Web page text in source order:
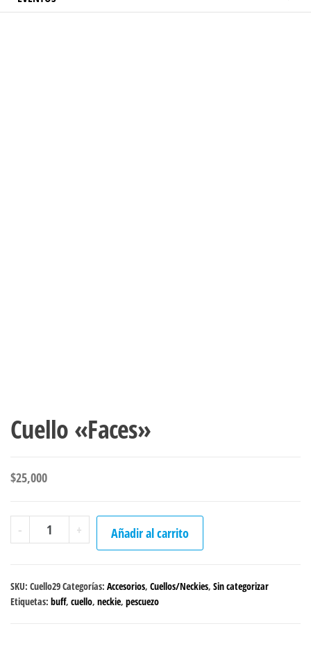
Cuello «Faces»
$25,000
-
Cuello
"Faces"
+ Añadir al carrito
SKU: Cuello29Categorías: Accesorios, Cuellos/Neckies, Sin categorizar
Etiquetas: buff, cuello, neckie, pescuezo